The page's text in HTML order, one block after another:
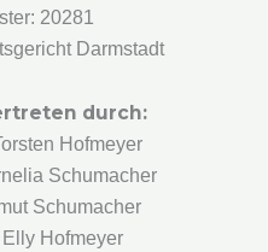
20281
Darmstadt
durch:
Hofmeyer
Schumacher
Schumacher
Hofmeyer